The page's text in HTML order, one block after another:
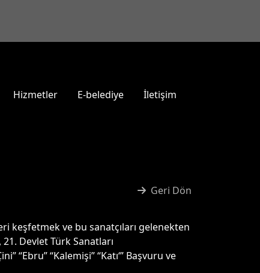
Hizmetler E-belediye İletişim
Geri Dön
keşfetmek ve bu sanatçıları gelenekten
Devlet Türk Sanatları
“Ebru” “Kalemişi” “Katı‘” Başvuru ve